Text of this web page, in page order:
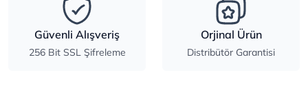
Güvenli Alışveriş
256 Bit SSL Şifreleme
Orjinal Ürün
Distribütör Garantisi